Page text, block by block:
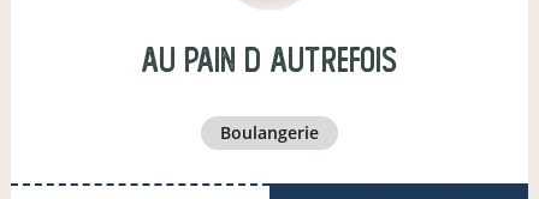
Au pain d autrefois
boulangerie